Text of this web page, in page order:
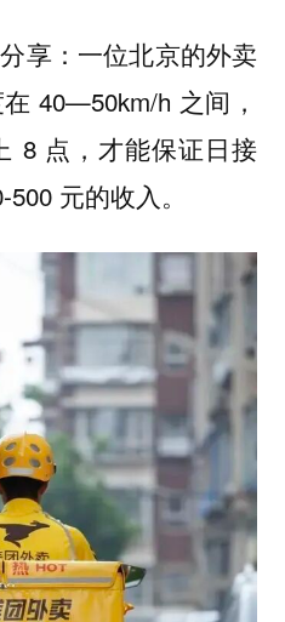
享：一位北京的外卖
40—50km/h 之间，
8 点，才能保证日接
元的收入。